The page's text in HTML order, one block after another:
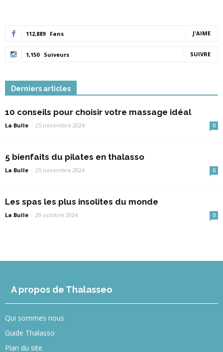
112,889 Fans J'AIME
1,150 Suiveurs SUIVRE
Derniers articles
10 conseils pour choisir votre massage idéal
La Bulle - 25 novembre 2024 0
5 bienfaits du pilates en thalasso
La Bulle - 25 novembre 2024 0
Les spas les plus insolites du monde
La Bulle - 29 octobre 2024 0
A propos de Thalasseo
Qui sommes nous
Guide Thalasso
Plan du site